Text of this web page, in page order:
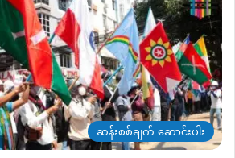
ဆန်းစစ်ချက် ဆောင်းပါး